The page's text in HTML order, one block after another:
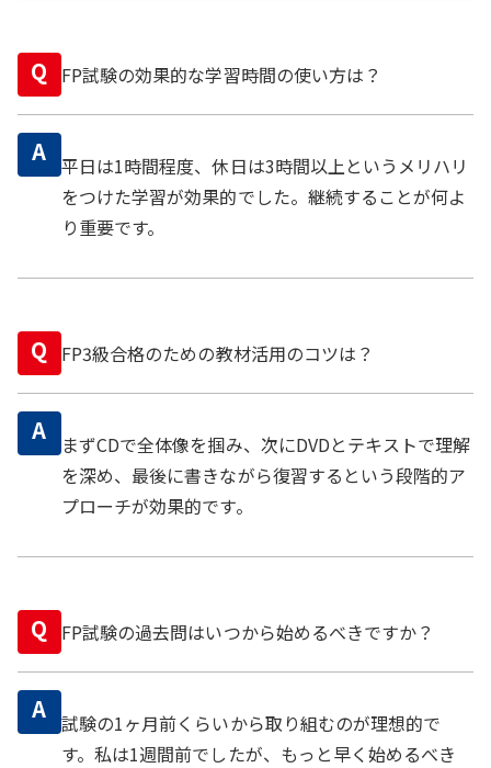
Q FP試験の効果的な学習時間の使い方は？
A 平日は1時間程度、休日は3時間以上というメリハリ
をつけた学習が効果的でした。継続することが何よ
り重要です。
Q FP3級合格のための教材活用のコツは？
A
まずCDで全体像を掴み、次にDVDとテキストで理解
を深め、最後に書きながら復習するという段階的ア
プローチが効果的です。
Q FP試験の過去問はいつから始めるべきですか？
A 試験の1ヶ月前くらいから取り組むのが理想的で
す。私は1週間前でしたが、もっと早く始めるべき